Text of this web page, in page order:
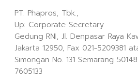
PT. Phapros, Tbk.,
Up: Corporate Secretary
Gedung RNI, Jl. Denpasar Raya
Jakarta 12950, Fax 021-5209381
Simongan No. 131 Semarang
7605133